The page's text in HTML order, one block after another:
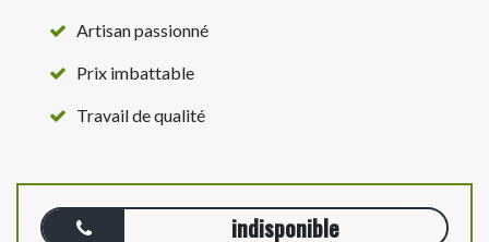
Artisan passionné
Prix imbattable
Travail de qualité
indisponible